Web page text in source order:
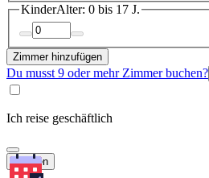
KinderAlter: 0 bis 17 J.
Zimmer hinzufügen
Du musst 9 oder mehr Zimmer buchen?
Ich reise geschäftlich
Suchen